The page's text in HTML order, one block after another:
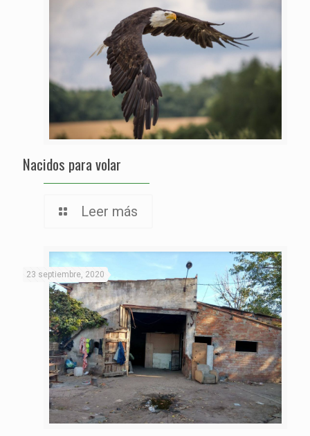
Nacidos para volar
Leer más
23 septiembre, 2020